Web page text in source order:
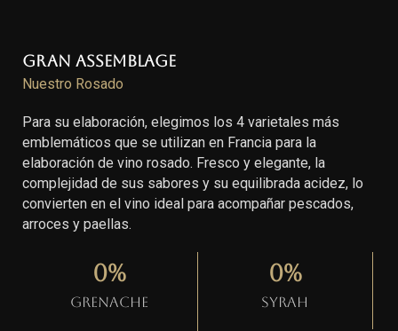
Gran Assemblage
Nuestro Rosado
Para su elaboración, elegimos los 4 varietales más
emblemáticos que se utilizan en Francia para la
elaboración de vino rosado. Fresco y elegante, la
complejidad de sus sabores y su equilibrada acidez, lo
convierten en el vino ideal para acompañar pescados,
arroces y paellas.
Grenache
0%
Syrah
0%